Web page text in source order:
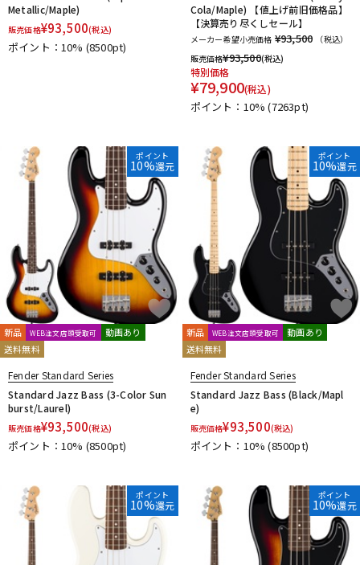
Metallic/Maple)
販売価格¥93,500(税込)
ポイント：10% (8500pt)
Cola/Maple) 【値上げ前旧価格品】
【決算売り尽くしセール】
メーカー希望小売価格 ¥93,500
（税込）
販売価格¥93,500(税込)
特別価格
¥79,900(税込)
ポイント：10%(7263pt)
ポイント
10%還元
新品 WEB注文店頭受取可
動画あり
送料無料
Fender Standard Series
Standard Jazz Bass (3-Color Sun
burst/Laurel)
販売価格¥93,500(税込)
ポイント：10% (8500pt)
ポイント
10%還元
新品 WEB注文店頭受取可
動画あり
送料無料
Fender Standard Series
Standard Jazz Bass (Black/Mapl
e)
販売価格¥93,500(税込)
ポイント：10%(8500pt)
ポイント
10%還元
ポイント
10%還元